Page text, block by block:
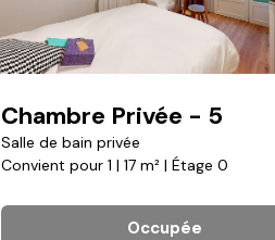
Chambre Privée - 5
Salle de bain privée
Convient pour 1 | 17 m² | Étage 0
Occupée